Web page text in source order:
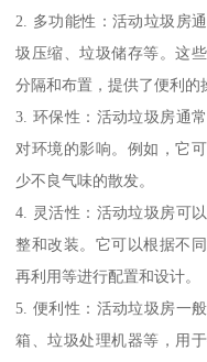
2. 多功能性：活动垃圾房
圾压缩、垃圾储存等。这
分隔和布置，提供了便利的
3. 环保性：活动垃圾房通
对环境的影响。例如，它
少不良气味的散发。
4. 灵活性：活动垃圾房可
整和改装。它可以根据不
再利用等进行配置和设计。
5. 便利性：活动垃圾房一
箱、垃圾处理机器等，用